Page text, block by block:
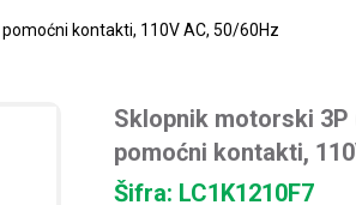
kontakti, 110V AC, 50/60Hz
Sklopnik motorski 3P
pomoćni kontakti,
Šifra: LC1K1210F7